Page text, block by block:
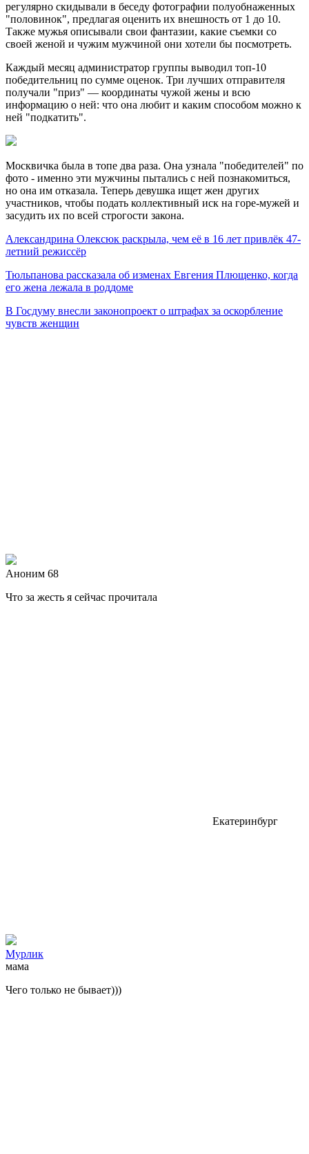
регулярно скидывали в беседу фотографии полуобнаженных
"половинок", предлагая оценить их внешность от 1 до 10.
Также мужья описывали свои фантазии, какие съемки со
своей женой и чужим мужчиной они хотели бы посмотреть.
Каждый месяц администратор группы выводил топ-10
победительниц по сумме оценок. Три лучших отправителя
получали "приз" — координаты чужой жены и всю
информацию о ней: что она любит и каким способом можно к
ней "подкатить".
Москвичка была в топе два раза. Она узнала "победителей" по
фото - именно эти мужчины пытались с ней познакомиться,
но она им отказала. Теперь девушка ищет жен других
участников, чтобы подать коллективный иск на горе-мужей и
засудить их по всей строгости закона.
Александрина Олексюк раскрыла, чем её в 16 лет привлёк 47-
летний режиссёр
Тюльпанова рассказала об изменах Евгения Плющенко, когда
его жена лежала в роддоме
В Госдуму внесли законопроект о штрафах за оскорбление
чувств женщин
Аноним 68
Что за жесть я сейчас прочитала
Екатеринбург
Мурлик
мама
Чего только не бывает)))